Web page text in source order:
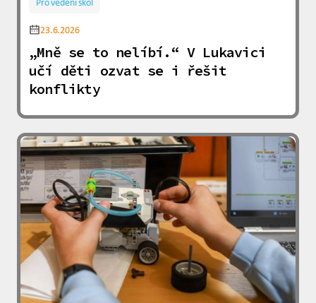
23.6.2026
„Mně se to nelíbí.“ V Lukavici
učí děti ozvat se i řešit
konflikty